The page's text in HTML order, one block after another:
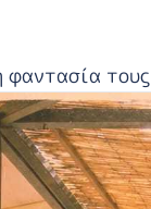
φαντασία τους